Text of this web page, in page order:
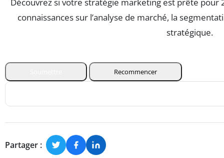
Découvrez si votre stratégie marketing est prête pour
connaissances sur l’analyse de marché, la
stratégique.
Recommencer
Partager :